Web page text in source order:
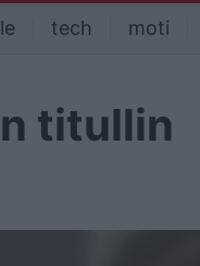
tech moti
titullin